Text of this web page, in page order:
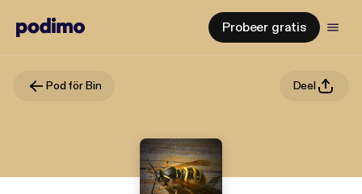
Probeer gratis
Pod för Bin Deel